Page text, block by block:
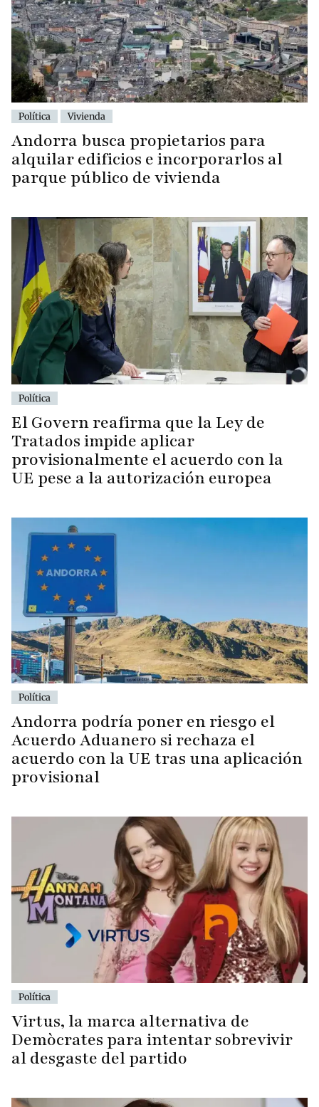
Política Vivienda
Andorra busca propietarios para
alquilar edificios e incorporarlos al
parque público de vivienda
Política
El Govern reafirma que la Ley de
Tratados impide aplicar
provisionalmente el acuerdo con la
UE pese a la autorización europea
Política
Andorra podría poner en riesgo el
Acuerdo Aduanero si rechaza el
acuerdo con la UE tras una aplicación
provisional
Política
Virtus, la marca alternativa de
Demòcrates para intentar sobrevivir
al desgaste del partido